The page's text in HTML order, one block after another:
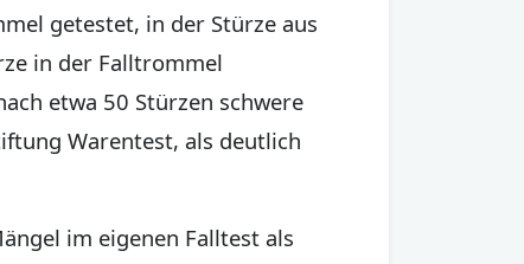
getestet, in der Stürze aus
in der Falltrommel
etwa 50 Stürzen schwere
Warentest, als deutlich
im eigenen Falltest als